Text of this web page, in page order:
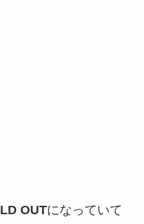
OUTになっていて